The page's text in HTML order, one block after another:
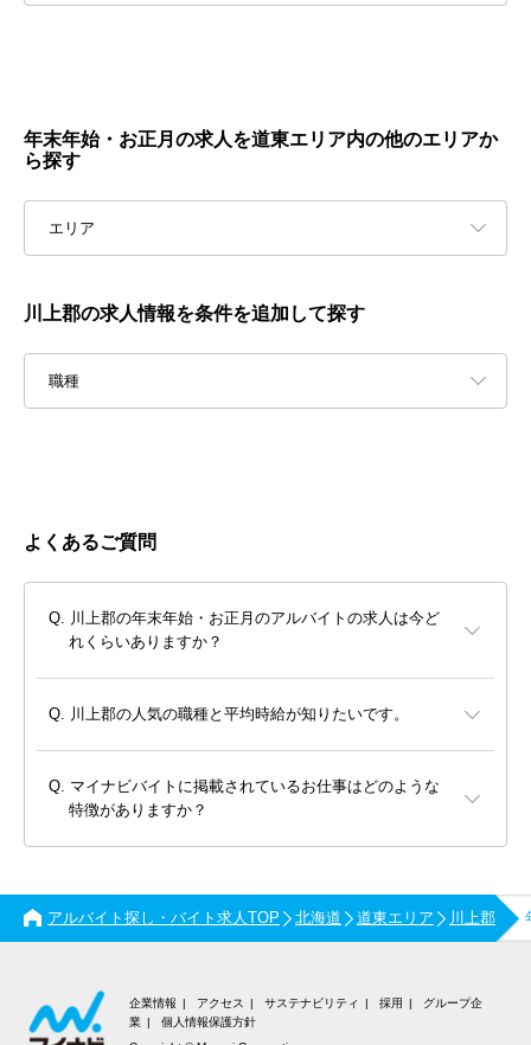
年末年始・お正月の求人を道東エリア内の他のエリアか
ら探す
エリア
川上郡の求人情報を条件を追加して探す
職種
よくあるご質問
川上郡の年末年始・お正月のアルバイトの求人は今ど
れくらいありますか？
川上郡の人気の職種と平均時給が知りたいです。
マイナビバイトに掲載されているお仕事はどのような
特徴がありますか？
アルバイト探し・バイト求人TOP 北海道 道東エリア 川上郡
企業情報 アクセス サステナビリティ 採用
グループ企
業
個人情報保護方針